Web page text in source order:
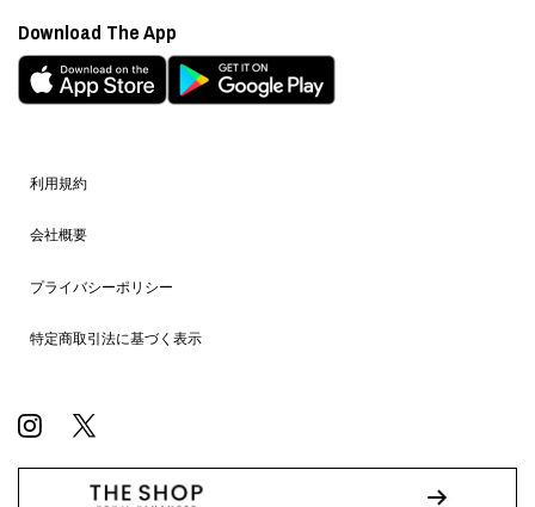
利用規約
会社概要
プライバシーポリシー
特定商取引法に基づく表示
Download The App